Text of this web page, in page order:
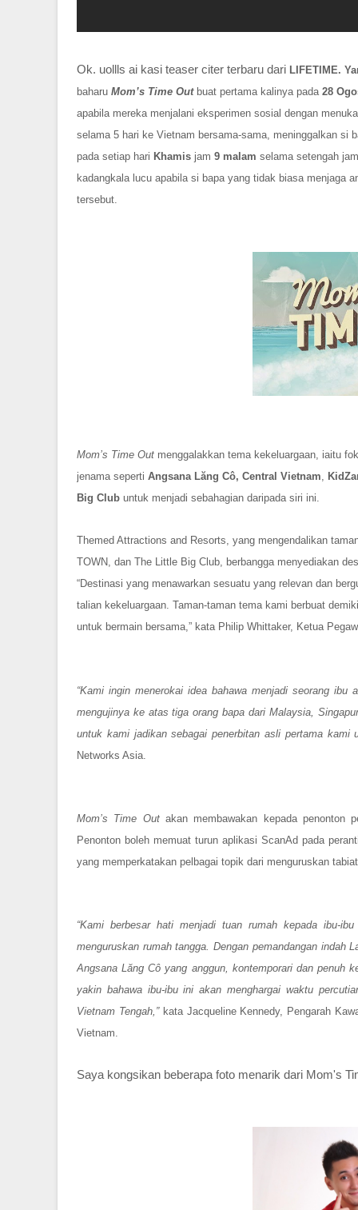
Ok. uollls ai kasi teaser citer terbaru dari LIFETIME.
baharu Mom’s Time Out buat pertama kalinya pada 28
apabila mereka menjalani eksperimen sosial dengan
selama 5 hari ke Vietnam bersama-sama, meninggalkan si
pada setiap hari Khamis jam 9 malam selama setengah
kadangkala lucu apabila si bapa yang tidak biasa menjaga
tersebut.
Mom’s Time Out menggalakkan tema kekeluargaan, iaitu
jenama seperti Angsana Lăng Cô, Central Vietnam,
Big Club untuk menjadi sebahagian daripada siri ini.
Themed Attractions and Resorts, yang mengendalikan
TOWN, dan The Little Big Club, berbangga menyediakan
“Destinasi yang menawarkan sesuatu yang relevan dan
talian kekeluargaan. Taman-taman tema kami berbuat
untuk bermain bersama,” kata Philip Whittaker, Ketua
“Kami ingin menerokai idea bahawa menjadi seorang
mengujinya ke atas tiga orang bapa dari Malaysia,
untuk kami jadikan sebagai penerbitan asli pertama kami
Networks Asia.
Mom’s Time Outakan membawakan kepada penonton
Penonton boleh memuat turun aplikasi ScanAd pada
yang memperkatakan pelbagai topik dari menguruskan
“Kami berbesar hati menjadi tuan rumah kepada ibu-
menguruskan rumah tangga. Dengan pemandangan indah
Angsana Lăng Cô yang anggun, kontemporari dan penuh
yakin bahawa ibu-ibu ini akan menghargai waktu
Vietnam Tengah,”kata Jacqueline Kennedy, Pengarah
Vietnam.
Saya kongsikan beberapa foto menarik dari Mom's